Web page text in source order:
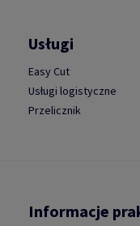
Usługi
Easy Cut
Usługi logistyczne
Przelicznik
Informacje